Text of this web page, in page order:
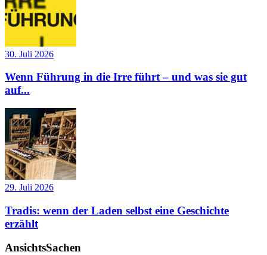
30. Juli 2026
Wenn Führung in die Irre führt – und was sie gut
auf...
29. Juli 2026
Tradis: wenn der Laden selbst eine Geschichte
erzählt
AnsichtsSachen